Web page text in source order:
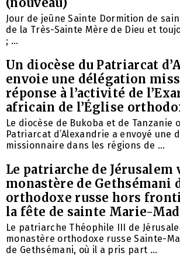
Jour de jeûne Sainte Dormition de
de la Très-Sainte Mère de Dieu et
; ...
Un diocèse du Patriarcat
envoie une délégation
réponse à l’activité de
africain de l’Église
Le diocèse de Bukoba et de Tanzanie
Patriarcat d’Alexandrie a envoyé une
missionnaire dans les régions de ...
Le patriarche de Jérusalem
monastère de Gethsémani
orthodoxe russe hors
la fête de sainte Marie-
Le patriarche Théophile III de
monastère orthodoxe russe Sainte-
de Gethsémani, où il a pris part ...